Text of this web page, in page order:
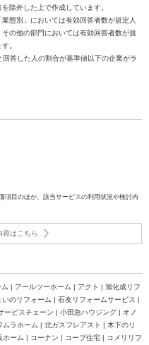
除外した上で作成しています。
態別」においては有効回答者数が規定人
の他の部門においては有効回答者数が規
。
答した人の割合が基準値以下の企業がラ
項目のほか、該当サービスの利用状況や検討内
はこちら
| アールツーホーム | アクト | 旭化成リフ
のリフォーム | 石友リフォームサービス |
ビスチェーン | 小田急ハウジング | オノ
ラホーム | 北ガスフレアスト | 木下のリ
ーム | コーナン | コープ住宅 | コメリリフ